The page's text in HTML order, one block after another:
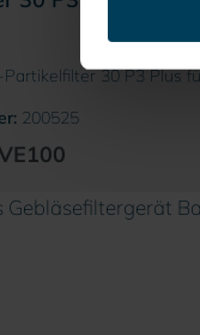
30 P3 Plus
200525